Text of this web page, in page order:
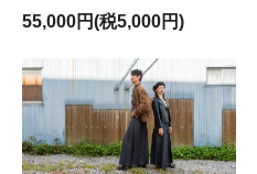
55,000円(税5,000円)